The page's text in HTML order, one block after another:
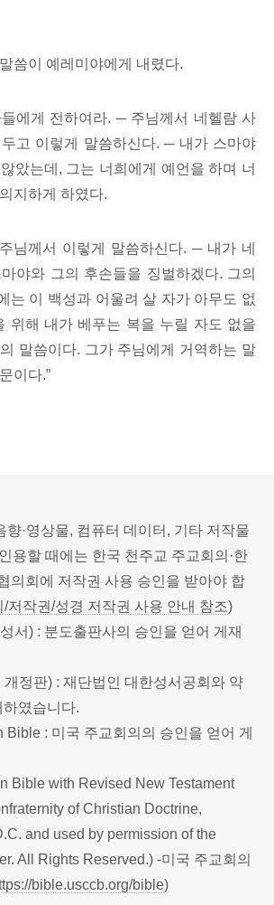
씀이 예레미야에게 내렸다.
들에게 전하여라. ─ 주님께서 네헬람 사
고 이렇게 말씀하신다. ─ 내가 스마야
았는데, 그는 너희에게 예언을 하며 너
지하게 하였다.
님께서 이렇게 말씀하신다. ─ 내가 네
야와 그의 후손들을 징벌하겠다. 그의
는 이 백성과 어울려 살 자가 아무도 없
위해 내가 베푸는 복을 누릴 자도 없을
말씀이다. 그가 주님에게 거역하는 말
이다.”
향·영상물, 컴퓨터 데이터, 기타 저작물
용할 때에는 한국 천주교 주교회의·한
의회에 저작권 사용 승인을 받아야 합
/저작권/성경 저작권 사용 안내 참조)
서) : 분도출판사의 승인을 얻어 게재
개정판) : 재단법인 대한성서공회와 약
였습니다.
Bible : 미국 주교회의의 승인을 얻어 게
Bible with Revised New Testament
of Christian Doctrine,
and used by permission of the
All Rights Reserved.) -미국 주교회의
bible.usccb.org/bible)